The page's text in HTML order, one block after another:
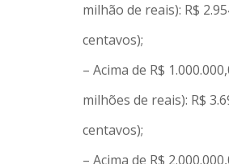
milhão de reais): R$
centavos);
– Acima de R$
milhões de reais): R$
centavos);
– Acima de R$